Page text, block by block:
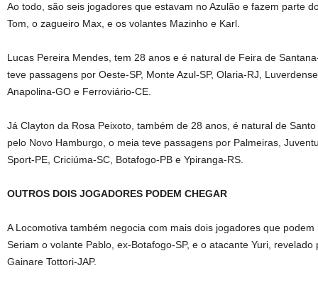
Ao todo, são seis jogadores que estavam no Azulão e fazem parte
Tom, o zagueiro Max, e os volantes Mazinho e Karl.
Lucas Pereira Mendes, tem 28 anos e é natural de Feira de
teve passagens por Oeste-SP, Monte Azul-SP, Olaria-RJ,
Anapolina-GO e Ferroviário-CE.
Já Clayton da Rosa Peixoto, também de 28 anos, é natural de
pelo Novo Hamburgo, o meia teve passagens por Palmeiras,
Sport-PE, Criciúma-SC, Botafogo-PB e Ypiranga-RS.
OUTROS DOIS JOGADORES PODEM CHEGAR
A Locomotiva também negocia com mais dois jogadores que
Seriam o volante Pablo, ex-Botafogo-SP, e o atacante Yuri,
Gainare Tottori-JAP.